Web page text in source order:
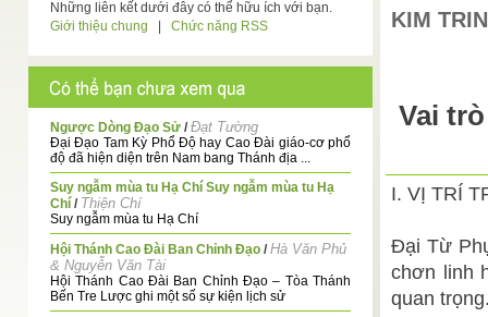
Những liên kết dưới đây có thể hữu ích với bạn.
Giới thiệu chung
Chức năng RSS
Ngược Dòng Đạo Sử /Đạt Tường
Đại Đạo Tam Kỳ Phổ Độ hay Cao Đài giáo-cơ phổ
độ đã hiện diện trên Nam bang Thánh địa ...
Suy ngẫm mùa tu Hạ Chí Suy ngẫm mùa tu Hạ
Chí / Thiện Chí
Suy ngẫm mùa tu Hạ Chí
Hội Thánh Cao Đài Ban Chỉnh Đạo /Hà Văn Phủ
& Nguyễn Văn Tài
Hội Thánh Cao Đài Ban Chỉnh Đạo – Tòa Thánh
Bến Tre Lược ghi một số sự kiện lịch sử
KIM
Vai
I. VỊ TRÍ
Đại Từ
chơn linh
quan